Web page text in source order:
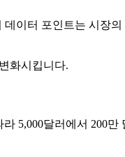
이터 포인트는 시장
화시킵니다.
5,000달러에서 200